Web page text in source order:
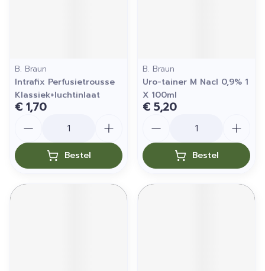
B. Braun
Intrafix Perfusietrousse
Klassiek+luchtinlaat
€ 1,70
Bestel
B. Braun
Uro-tainer M Nacl 0,9% 1
X 100ml
€ 5,20
Bestel